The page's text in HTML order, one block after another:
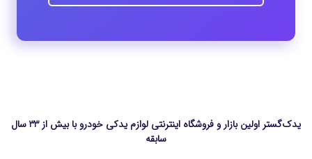
یدک‌گستر اولین بازار و فروشگاه اینترنتی لوازم یدکی خودرو با بیش از 33 سال
سابقه